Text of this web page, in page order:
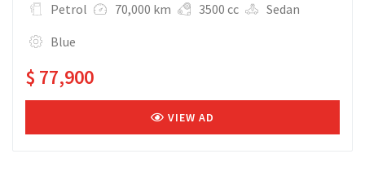
Petrol 70,000 km 3500 cc
Sedan
Blue
$ 77,900
VIEW AD